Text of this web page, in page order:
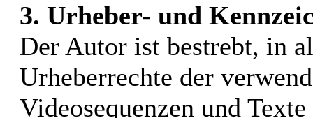
3. Urheber- und
Der Autor ist bestrebt, in
Urheberrechte der
Videosequenzen und